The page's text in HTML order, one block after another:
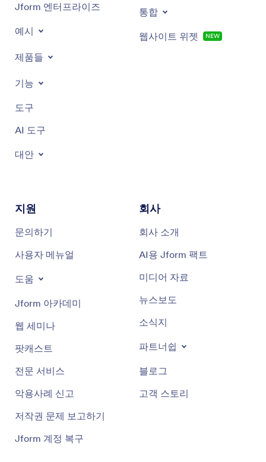
Jform 엔터프라이즈
예시
제품들
기능
도구
AI 도구
대안
통합
웹사이트 위젯 NEW
지원
문의하기
사용자 메뉴얼
도움
Jform 아카데미
웹 세미나
팟캐스트
전문 서비스
악용사례 신고
저작권 문제 보고하기
Jform 계정 복구
회사
회사 소개
AI용 Jform 팩트
미디어 자료
뉴스보도
소식지
파트너쉽
블로그
고객 스토리